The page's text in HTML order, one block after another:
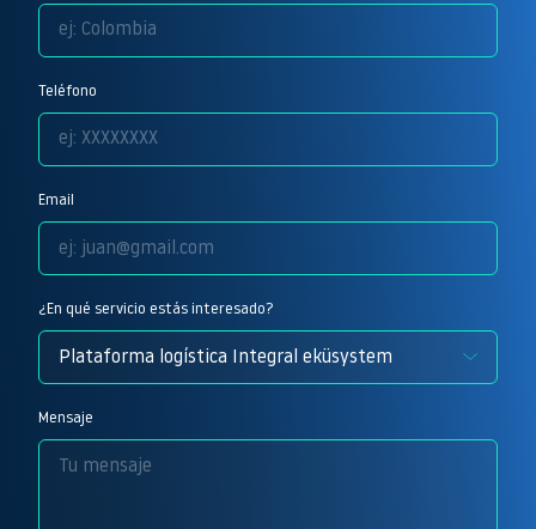
Teléfono
Email
¿En qué servicio estás interesado?
Mensaje